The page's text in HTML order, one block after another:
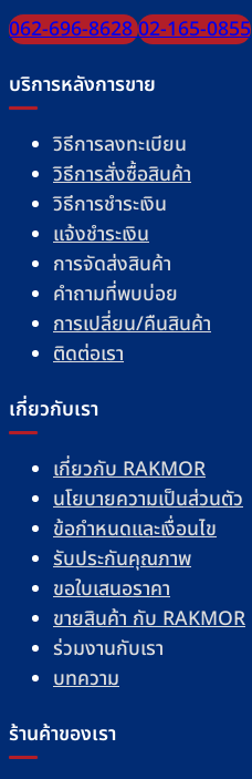
062-696-862802-165-0855
บริการหลังการขาย
วิธีการลงทะเบียน
วิธีการสั่งซื้อสินค้า
วิธีการชำระเงิน
แจ้งชำระเงิน
การจัดส่งสินค้า
คำถามที่พบบ่อย
การเปลี่ยน/คืนสินค้า
ติดต่อเรา
เกี่ยวกับเรา
เกี่ยวกับ RAKMOR
นโยบายความเป็นส่วนตัว
ข้อกำหนดและเงื่อนไข
รับประกันคุณภาพ
ขอใบเสนอราคา
ขายสินค้า กับ RAKMOR
ร่วมงานกับเรา
บทความ
ร้านค้าของเรา